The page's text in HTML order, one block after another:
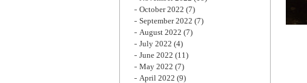
October 2022 (7)
September 2022 (7)
August 2022 (7)
July 2022 (4)
June 2022 (11)
May 2022 (7)
April 2022 (9)